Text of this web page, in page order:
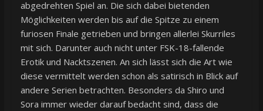
abgedrehten Spiel an. Die sich dabei bietenden
Möglichkeiten werden bis auf die Spitze zu einem
furiosen Finale getrieben und bringen allerlei Skurriles
mit sich. Darunter auch nicht unter FSK-18-fallende
Erotik und Nacktszenen. An sich lässt sich die Art wie
diese vermittelt werden schon als satirisch in Blick auf
andere Serien betrachten. Besonders da Shiro und
Sora immer wieder darauf bedacht sind, dass die